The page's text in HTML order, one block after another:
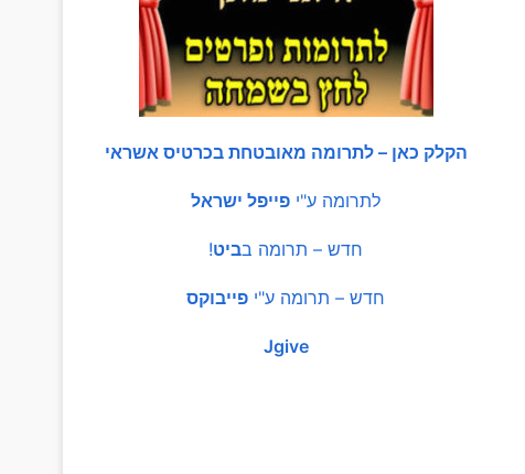
הקלק כאן – לתרומה מאובטחת בכרטיס אשראי
לתרומה ע"י פייפל ישראל
חדש – תרומה בביט!
חדש – תרומה ע"י פייבוקס
Jgive